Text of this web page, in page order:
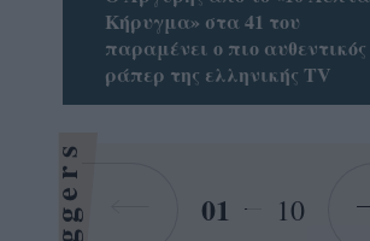
Κήρυγμα» στα 41 του
παραμένει ο πιο αυθεντικός
ράπερ της ελληνικής TV
01 10